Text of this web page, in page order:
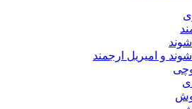
و امیریل ارجمند